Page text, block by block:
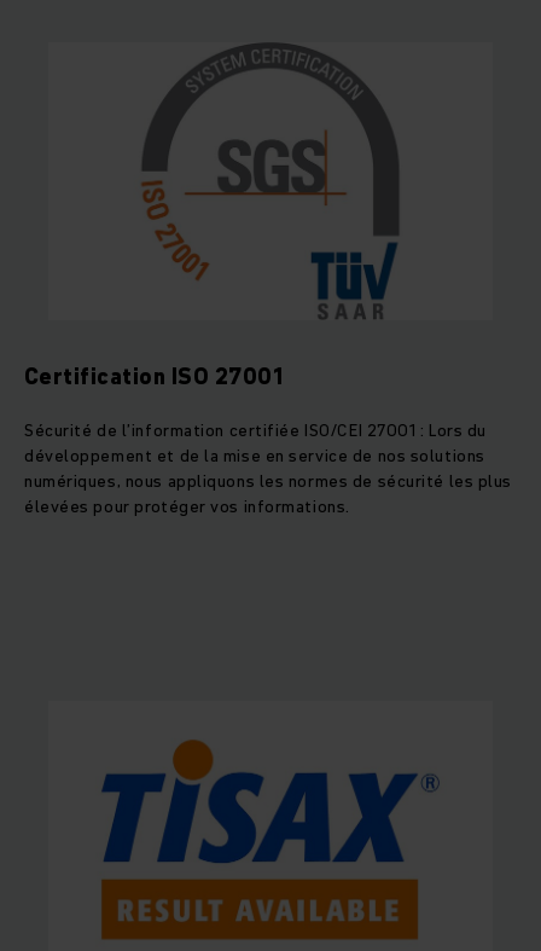
Certification ISO 27001
Sécurité de l’information certifiée ISO/CEI 27001 : Lors du
développement et de la mise en service de nos solutions
numériques, nous appliquons les normes de sécurité les plus
élevées pour protéger vos informations.